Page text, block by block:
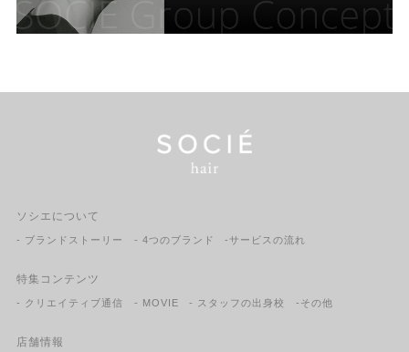
ソシエについて
- ブランドストーリー - 4つのブランド -サービスの流れ
特集コンテンツ
- クリエイティブ通信 - MOVIE - スタッフの出身校 -その他
店舗情報